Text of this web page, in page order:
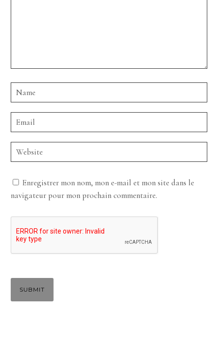
Enregistrer mon nom, mon e-mail et mon site dans le
navigateur pour mon prochain commentaire.